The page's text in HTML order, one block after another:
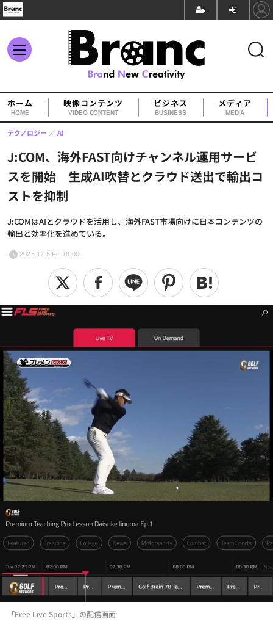
ホーム
HOME
映像コンテンツ
VIDEO CONTENT
ビジネス
BUSINESS
メディア
MEDIA
J:COM、海外FAST向けチャンネル運用サービ
スを開始 生成AI吹替とクラウド送出で輸出コ
ストを抑制
J:COMはAIとクラウドを活用し、海外FAST市場向けに日本コンテンツの
輸出と効率化を進めている。
テクノロジー AI
2025.12.5 Fri 18:00
「Free Live Sports」の配信画面